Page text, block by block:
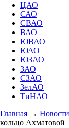
ЦАО
САО
СВАО
ВАО
ЮВАО
ЮАО
ЮЗАО
ЗАО
СЗАО
ЗелАО
ТиНАО
Главная → Новости
кольцо Ахматовой